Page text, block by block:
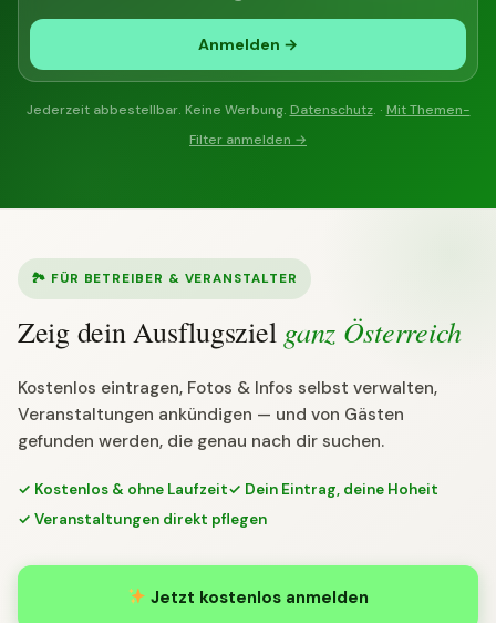
Anmelden →
Jederzeit abbestellbar. Keine Werbung. Datenschutz. · Mit Themen-
Filter anmelden →
🏞 FÜR BETREIBER & VERANSTALTER
Zeig dein Ausflugsziel ganz Österreich
Kostenlos eintragen, Fotos & Infos selbst verwalten,
Veranstaltungen ankündigen — und von Gästen
gefunden werden, die genau nach dir suchen.
✓ Kostenlos & ohne Laufzeit✓ Dein Eintrag, deine Hoheit
✓ Veranstaltungen direkt pflegen
Jetzt kostenlos anmelden